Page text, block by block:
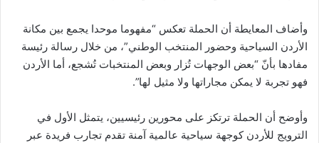
وأضاف المعايطة أن الحملة تعكس “مفهوما موحدا يجمع بين مكانة
الأردن السياحية وحضور المنتخب الوطني”، من خلال رسالة رئيسة
مفادها بأنّ “بعض الوجهات تُزار وبعض المنتخبات تُشجع، أما الأردن
فهو تجربة لا يمكن مجاراتها ولا مثيل لها”.
وأوضح أن الحملة ترتكز على محورين رئيسيين، يتمثل الأول في
الترويج للأردن كوجهة سياحية عالمية آمنة تقدم تجارب فريدة عبر